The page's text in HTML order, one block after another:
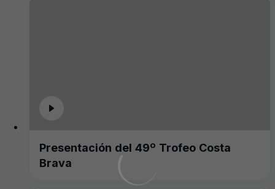
Presentación del 49º Trofeo Costa
Brava